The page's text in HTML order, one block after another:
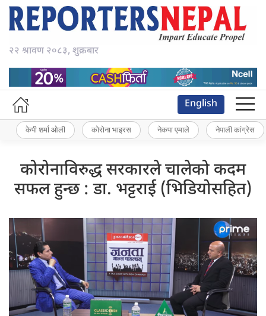
२२ श्रावण २०८३, शुक्रबार
English
केपी शर्मा ओली कोरोना भाइरस नेकपा एमाले नेपाली कांग्रेस
कोरोनाविरुद्ध सरकारले चालेको कदम
सफल हुन्छ : डा. भट्टराई (भिडियोसहित)